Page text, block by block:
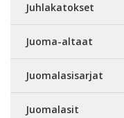
Juhlakatokset
Juoma-altaat
Juomalasisarjat
Juomalasit